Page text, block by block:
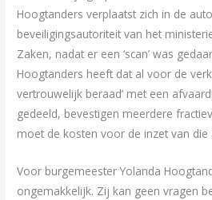
Hoogtanders verplaatst zich in de
beveiligingsautoriteit van het
Zaken, nadat er een ‘scan’ was
Hoogtanders heeft dat al voor de
vertrouwelijk beraad’ met een
gedeeld, bevestigen meerdere
moet de kosten voor de inzet van die
Voor burgemeester Yolanda
ongemakkelijk. Zij kan geen vragen